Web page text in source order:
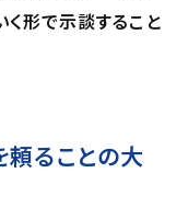
く形で示談すること
頼ることの大